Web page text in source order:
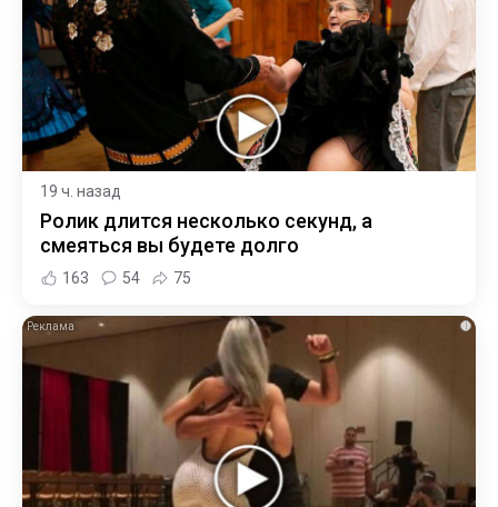
19 ч. назад
Ролик длится несколько секунд, а
смеяться вы будете долго
163 54 75
i